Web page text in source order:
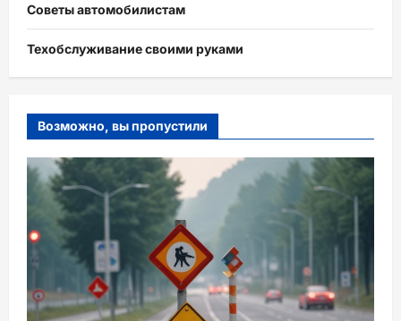
Советы автомобилистам
Техобслуживание своими руками
Возможно, вы пропустили